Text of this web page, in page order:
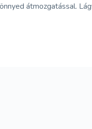
átmozgatással.